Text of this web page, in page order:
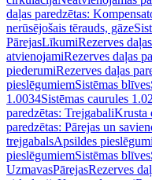
daļas paredzētas:
nerūsējošais tērauds, gāze
PārejasLīkumiRezerves
atvienojamiRezerves daļas
piederumiRezerves daļas
pieslēgumiemSistēmas blīves
1.0034Sistēmas caurules
paredzētas: TrejgabaliKrusta
paredzētas: Pārejas un
trejgabalsApsildes pieslēgumi
pieslēgumiemSistēmas blīves
UzmavasPārejasRezerves